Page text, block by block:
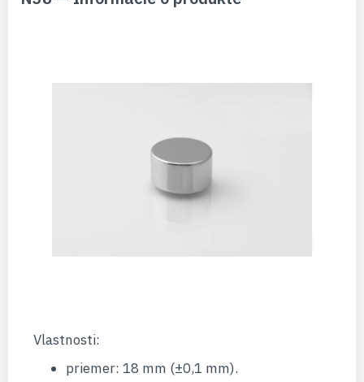
Vlastnosti:
priemer: 18 mm (±0,1 mm).